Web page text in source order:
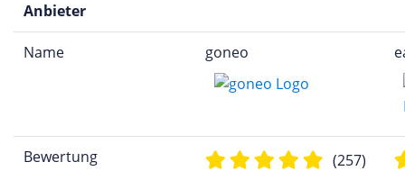
Anbieter
Name goneo
Bewertung (257)